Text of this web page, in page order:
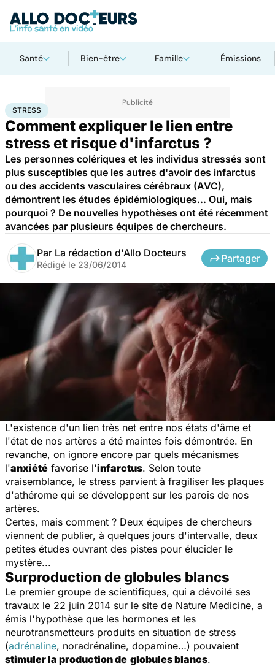
Santé Bien-être Famille Émissions
AccueilSanté
STRESS
Comment expliquer le lien entre
stress et risque d'infarctus ?
Les personnes colériques et les individus stressés sont
plus susceptibles que les autres d'avoir des infarctus
ou des accidents vasculaires cérébraux (AVC),
démontrent les études épidémiologiques... Oui, mais
pourquoi ? De nouvelles hypothèses ont été récemment
avancées par plusieurs équipes de chercheurs.
Par La rédaction d'Allo Docteurs
Rédigé le 23/06/2014
Partager
L'existence d'un lien très net entre nos états d'âme et
l'état de nos artères a été maintes fois démontrée. En
revanche, on ignore encore par quels mécanismes
l'anxiété favorise l'infarctus. Selon toute
vraisemblance, le stress parvient à fragiliser les plaques
d'athérome qui se développent sur les parois de nos
artères.
Certes, mais comment ? Deux équipes de chercheurs
viennent de publier, à quelques jours d'intervalle, deux
petites études ouvrant des pistes pour élucider le
mystère...
Surproduction de globules blancs
Le premier groupe de scientifiques, qui a dévoilé ses
travaux le 22 juin 2014 sur le site de Nature Medicine, a
émis l'hypothèse que les hormones et les
neurotransmetteurs produits en situation de stress
(adrénaline, noradrénaline, dopamine…) pouvaient
stimuler la production de globules blancs.